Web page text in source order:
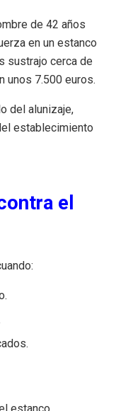
de 42 años
en un estanco
sustrajo cerca de
unos 7.500 euros.
del alunizaje,
establecimiento
el